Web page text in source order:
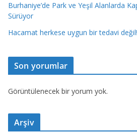
Burhaniye’de Park ve Yeşil Alanlarda
Sürüyor
Hacamat herkese uygun bir tedavi değil!
Son yorumlar
Görüntülenecek bir yorum yok.
Arşiv